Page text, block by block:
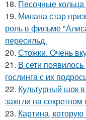
18. Песочные кольца
19. Милана стар
роль в фильме
пересильд.
20. Стожки. Очень
21. В сети
гослинга с их
22. Культурный шок
зажгли на секретном
23. Картина,